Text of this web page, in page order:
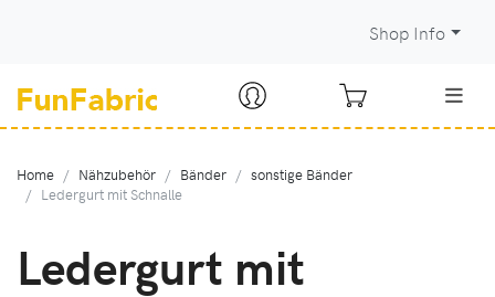
Shop Info
Home Nähzubehör Bänder
sonstige Bänder
Ledergurt mit Schnalle
Ledergurt mit